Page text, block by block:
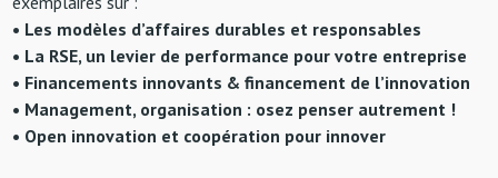
• Les modèles d’affaires durables et responsables
• La RSE, un levier de performance pour votre entreprise
• Financements innovants & financement de l’innovation
• Management, organisation : osez penser autrement !
• Open innovation et coopération pour innover